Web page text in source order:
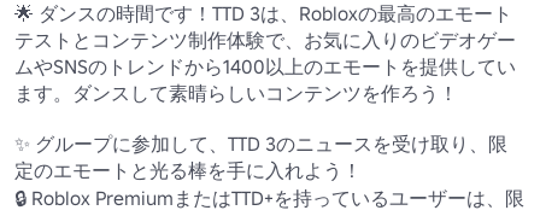
🌟 ダンスの時間です！TTD 3は、Robloxの最高のエモート
テストとコンテンツ制作体験で、お気に入りのビデオゲー
ムやSNSのトレンドから1400以上のエモートを提供してい
ます。ダンスして素晴らしいコンテンツを作ろう！
✨ グループに参加して、TTD 3のニュースを受け取り、限
定のエモートと光る棒を手に入れよう！
🔒 Roblox PremiumまたはTTD+を持っているユーザーは、限